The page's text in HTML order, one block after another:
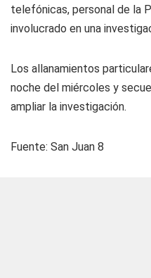
telefónicas, personal de la
involucrado en una
Los allanamientos
noche del miércoles y
ampliar la investigación.
Fuente: San Juan 8